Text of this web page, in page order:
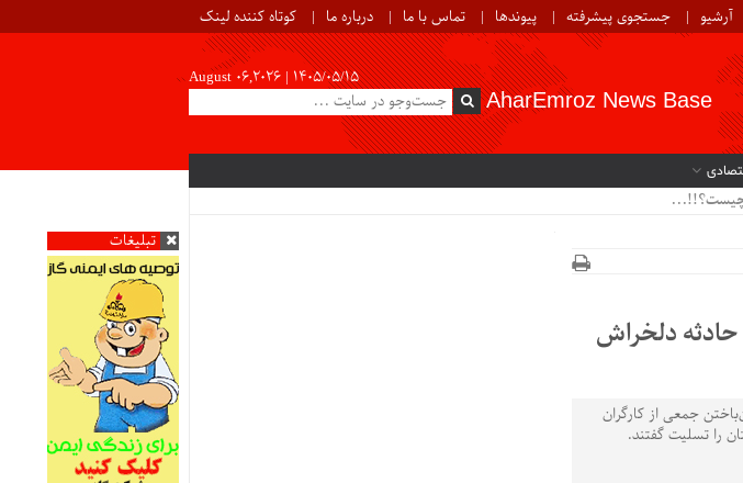
آرشیو جستجوی پیشرفته پیوندها تماس با ما درباره ما کوتاه کننده لینک
August 06,2026 | ۱۴۰۵/۰۵/۱۵
AharEmroz News Base
چیست؟!!...
تبلیغات
حادثه‌ دلخراش
جمعی از کارگران
را تسلیت گفتند.